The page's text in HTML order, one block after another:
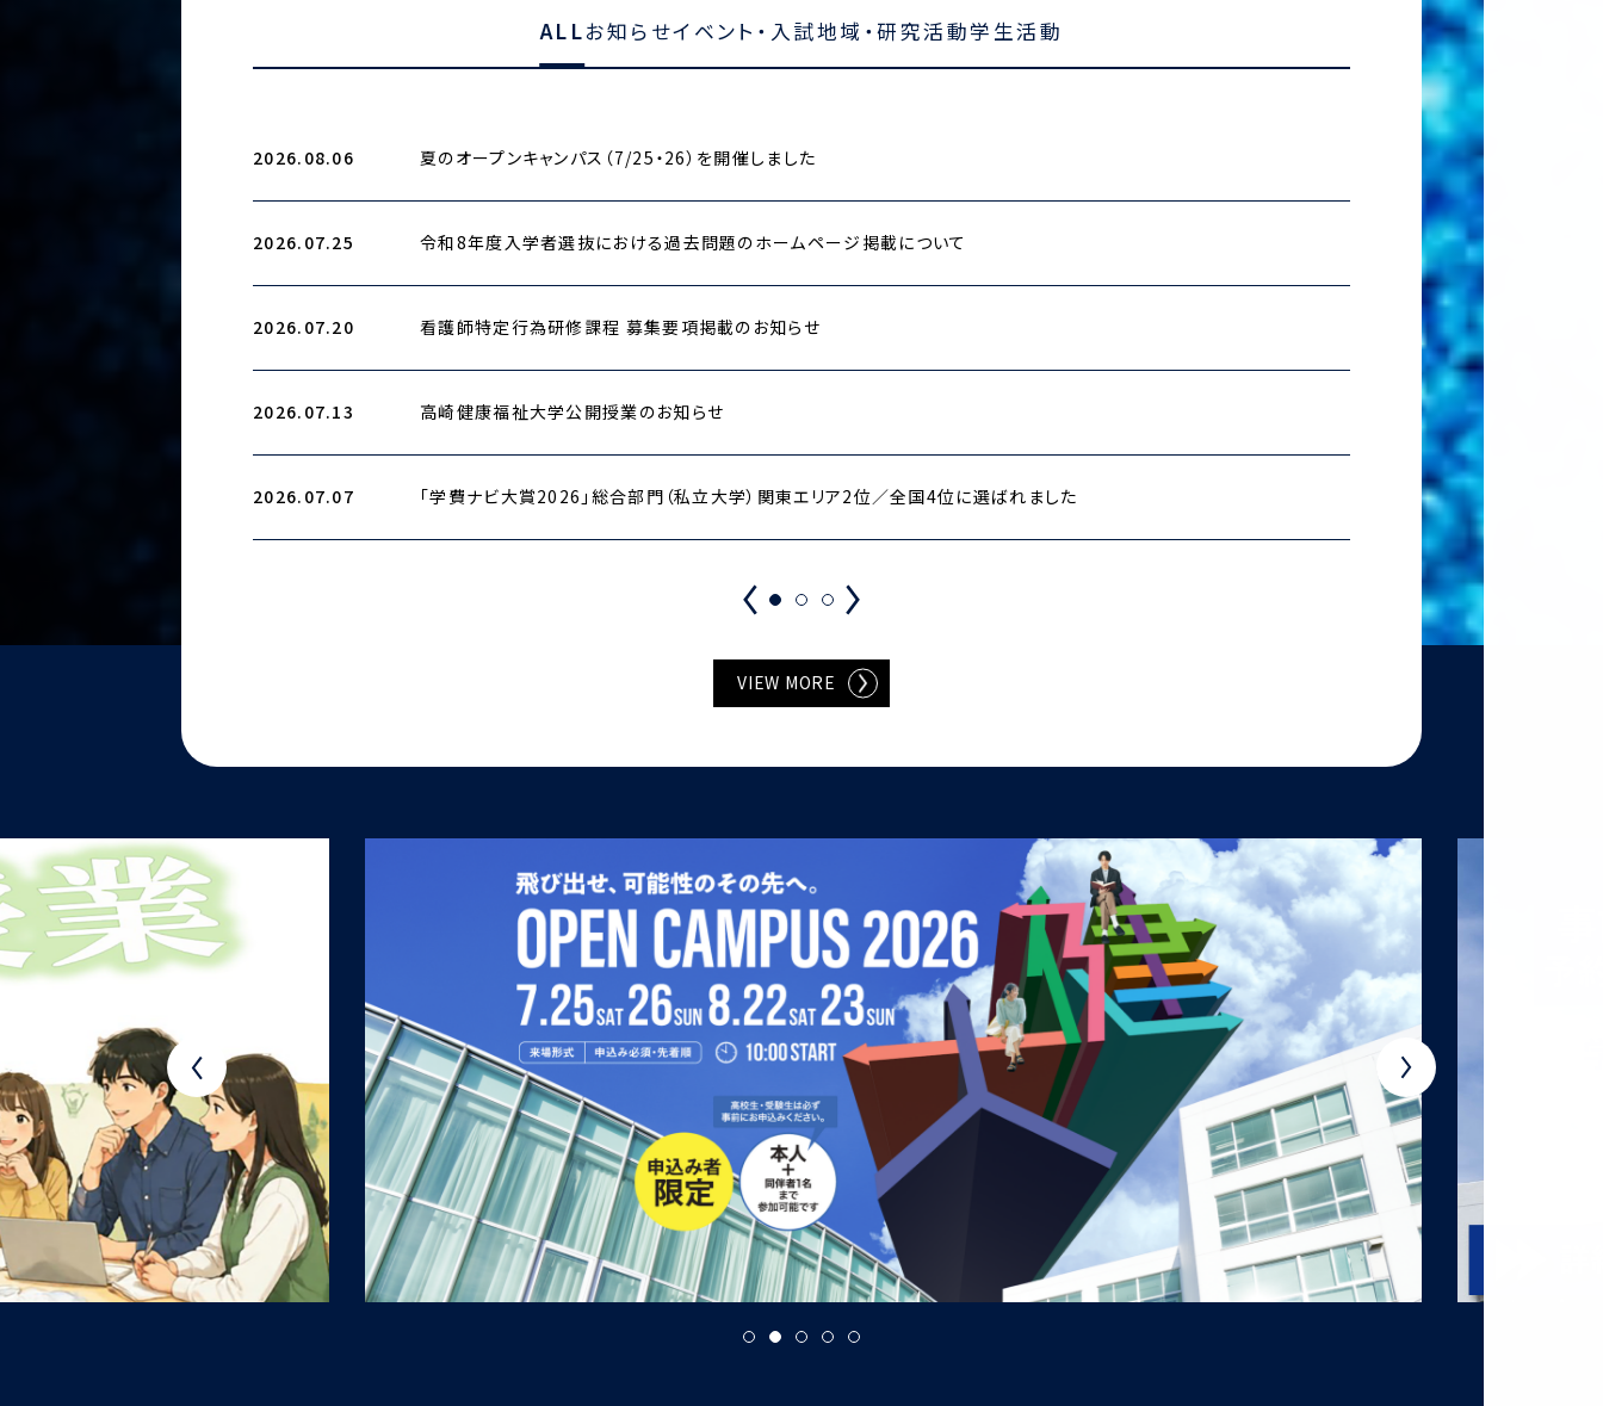
ALLお知らせイベント・入試地域・研究活動学生活動
2026.08.06 夏のオープンキャンパス（7/25・26）を開催しました
2026.07.25 令和8年度入学者選抜における過去問題のホームページ掲載について
2026.07.20 看護師特定行為研修課程 募集要項掲載のお知らせ
2026.07.13 高崎健康福祉大学公開授業のお知らせ
2026.07.07 「学費ナビ大賞2026」総合部門（私立大学）関東エリア2位／全国4位に選ばれました
2026.07.06
2026.07.06
2026.07.06
2026.06.18
2026.06.18
VIEW MORE